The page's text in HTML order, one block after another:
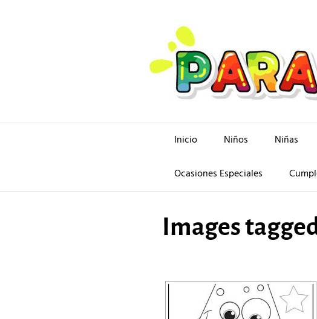
Inicio Niños Niñas
Ocasiones Especiales
Images